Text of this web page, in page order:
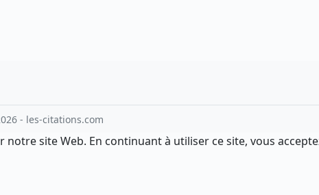
- les-citations.com
site Web. En continuant à utiliser ce site, vous